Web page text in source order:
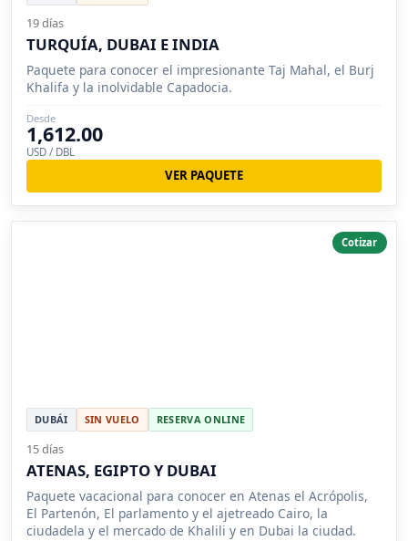
19 días
TURQUÍA, DUBAI E INDIA
Paquete para conocer el impresionante Taj Mahal, el Burj
Khalifa y la inolvidable Capadocia.
Desde
1,612.00
USD / DBL
VER PAQUETE
Cotizar
DUBÁI SIN VUELO RESERVA ONLINE
15 días
ATENAS, EGIPTO Y DUBAI
Paquete vacacional para conocer en Atenas el Acrópolis,
El Partenón, El parlamento y el ajetreado Cairo, la
ciudadela y el mercado de Khalili y en Dubai la ciudad.